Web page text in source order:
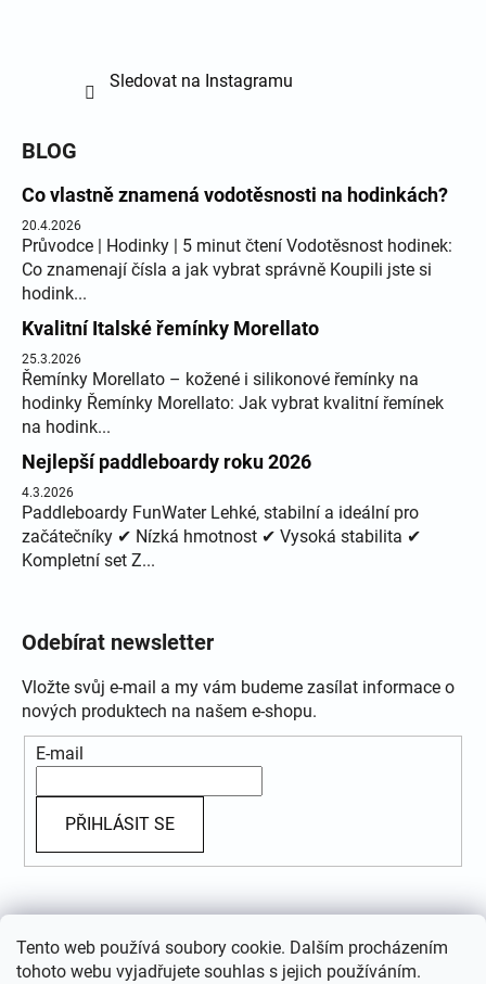
Tento web používá soubory cookie. Dalším procházením
tohoto webu vyjadřujete souhlas s jejich používáním.
Sledovat na Instagramu
BLOG
Co vlastně znamená vodotěsnosti na hodinkách?
20.4.2026
Průvodce | Hodinky | 5 minut čtení Vodotěsnost hodinek:
Co znamenají čísla a jak vybrat správně Koupili jste si
hodink...
Kvalitní Italské řemínky Morellato
25.3.2026
Řemínky Morellato – kožené i silikonové řemínky na
hodinky Řemínky Morellato: Jak vybrat kvalitní řemínek
na hodink...
Nejlepší paddleboardy roku 2026
4.3.2026
Paddleboardy FunWater Lehké, stabilní a ideální pro
začátečníky ✔ Nízká hmotnost ✔ Vysoká stabilita ✔
Kompletní set Z...
Odebírat newsletter
Vložte svůj e-mail a my vám budeme zasílat informace o
nových produktech na našem e-shopu.
E-mail
PŘIHLÁSIT SE